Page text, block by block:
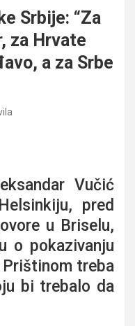
Srbije: “Za
za Hrvate
a za Srbe
Vučić
pred
u Briselu,
o pokazivanju
treba
bi trebalo da